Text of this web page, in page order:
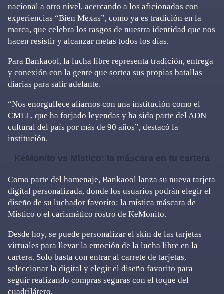
nacional a otro nivel, acercando a los aficionados con
experiencias “Bien Mexas”, como ya es tradición en la
marca, que celebra los rasgos de nuestra identidad que nos
hacen resistir y alcanzar metas todos los días.
Para Bankaool, la lucha libre representa tradición, entrega
y conexión con la gente que sortea sus propias batallas
diarias para salir adelante.
“Nos enorgullece aliarnos con una institución como el
CMLL, que ha forjado leyendas y ha sido parte del ADN
cultural del país por más de 90 años”, destacó la
institución.
KeMonito vs Místico: la máscara en tu cartera
Como parte del homenaje, Bankaool lanza su nueva tarjeta
digital personalizada, donde los usuarios podrán elegir el
diseño de su luchador favorito: la mística máscara de
Místico o el carismático rostro de KeMonito.
Desde hoy, se puede personalizar el skin de las tarjetas
virtuales para llevar la emoción de la lucha libre en la
cartera. Solo basta con entrar al carrete de tarjetas,
seleccionar la digital y elegir el diseño favorito para
seguir realizando compras seguras con el toque del
cuadrilátero.